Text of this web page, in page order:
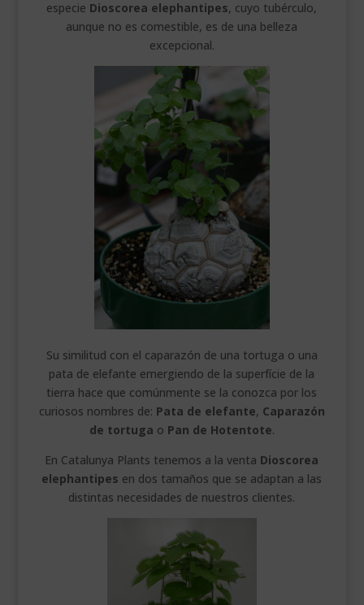
especie Dioscorea elephantipes, cuyo tubérculo,
aunque no es comestible, es de una belleza
excepcional.
Su similitud con el caparazón de una tortuga o una
pata de elefante emergiendo de la superfície de la
tierra hace que comúnmente se la conozca por los
curiosos nombres de: Pata de elefante, Caparazón
de tortuga o Pan de Hotentote.
En Catalunya Plants tenemos a la venta Dioscorea
elephantipes en dos tamaños que se adaptan a las
distintas necesidades de nuestros clientes.